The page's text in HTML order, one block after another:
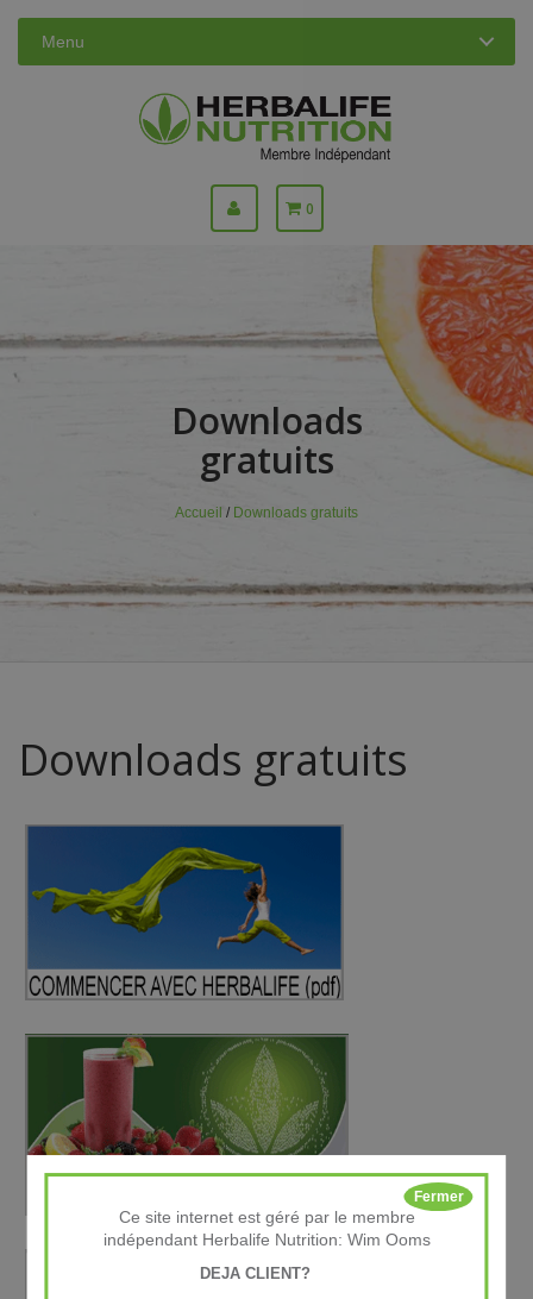
Menu
0
Downloads
gratuits
Accueil / Downloads gratuits
Downloads gratuits
Fermer
Ce site internet est géré par le membre
indépendant Herbalife Nutrition: Wim Ooms
DEJA CLIENT?